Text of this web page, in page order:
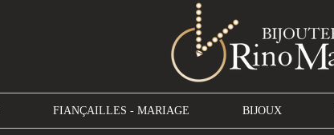
FIANÇAILLES - MARIAGE BIJOUX